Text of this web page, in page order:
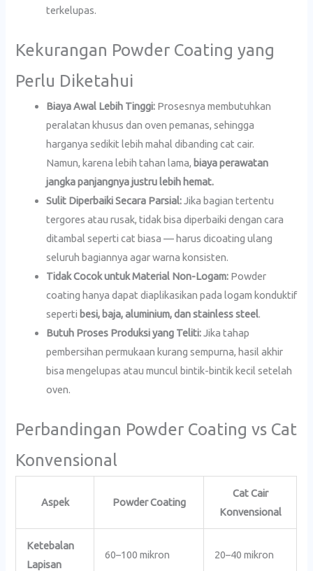
terkelupas.
Kekurangan Powder Coating yang
Perlu Diketahui
Biaya Awal Lebih Tinggi: Prosesnya membutuhkan
peralatan khusus dan oven pemanas, sehingga
harganya sedikit lebih mahal dibanding cat cair.
Namun, karena lebih tahan lama, biaya perawatan
jangka panjangnya justru lebih hemat.
Sulit Diperbaiki Secara Parsial:Jika bagian tertentu
tergores atau rusak, tidak bisa diperbaiki dengan cara
ditambal seperti cat biasa — harus dicoating ulang
seluruh bagiannya agar warna konsisten.
Tidak Cocok untuk Material Non-Logam: Powder
coating hanya dapat diaplikasikan pada logam konduktif
seperti besi, baja, aluminium, dan stainless steel.
Butuh Proses Produksi yang Teliti:Jika tahap
pembersihan permukaan kurang sempurna, hasil akhir
bisa mengelupas atau muncul bintik-bintik kecil setelah
oven.
Perbandingan Powder Coating vs Cat
Konvensional
Aspek Powder Coating
Cat Cair
Konvensional
Ketebalan
Lapisan
60–100 mikron 20–40 mikron